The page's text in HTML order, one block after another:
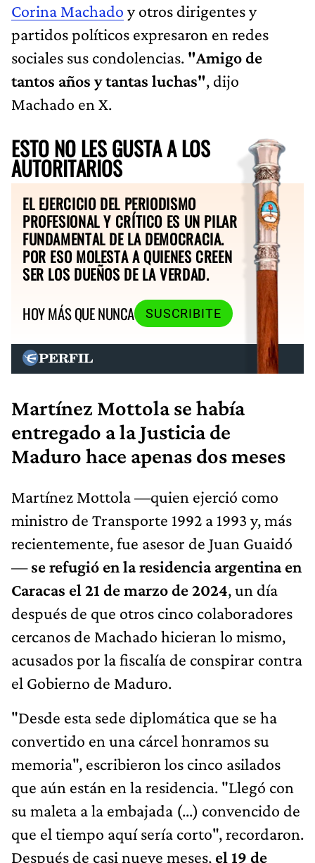
Corina Machado y otros dirigentes y
partidos políticos expresaron en redes
sociales sus condolencias. "Amigo de
tantos años y tantas luchas", dijo
Machado en X.
ESTO NO LES GUSTA A LOS
AUTORITARIOS
EL EJERCICIO DEL PERIODISMO
PROFESIONAL Y CRÍTICO ES UN PILAR
FUNDAMENTAL DE LA DEMOCRACIA.
POR ESO MOLESTA A QUIENES CREEN
SER LOS DUEÑOS DE LA VERDAD.
HOY MÁS QUE NUNCA
SUSCRIBITE
Martínez Mottola se había
entregado a la Justicia de
Maduro hace apenas dos meses
Martínez Mottola —quien ejerció como
ministro de Transporte 1992 a 1993 y, más
recientemente, fue asesor de Juan Guaidó
—se refugió en la residencia argentina en
Caracas el 21 de marzo de 2024, un día
después de que otros cinco colaboradores
cercanos de Machado hicieran lo mismo,
acusados por la fiscalía de conspirar contra
el Gobierno de Maduro.
"Desde esta sede diplomática que se ha
convertido en una cárcel honramos su
memoria", escribieron los cinco asilados
que aún están en la residencia. "Llegó con
su maleta a la embajada (...) convencido de
que el tiempo aquí sería corto", recordaron.
Después de casi nueve meses, el 19 de